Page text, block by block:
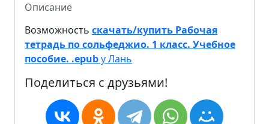
Описание
Возможность скачать/купить Рабочая
тетрадь по сольфеджио. 1 класс. Учебное
пособие. .epubу Лань
Поделиться с друзьями!